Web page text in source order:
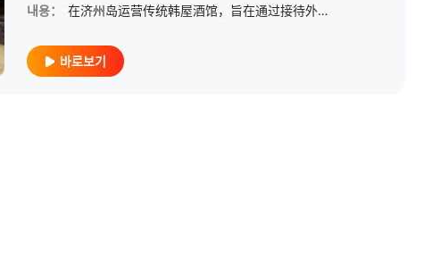
내용：
在济州岛运营传统韩屋酒馆，旨在通过接待外国游客传递韩国文化，强调&quot;人与人相遇、心意相通&quot;的治愈主题。
바로보기